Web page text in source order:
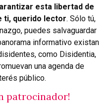
esta libertad de
ti, querido lector. Sólo tú,
puedes salvaguardar
informativo existan
como Disidentia,
una agenda de
público.
patrocinador!